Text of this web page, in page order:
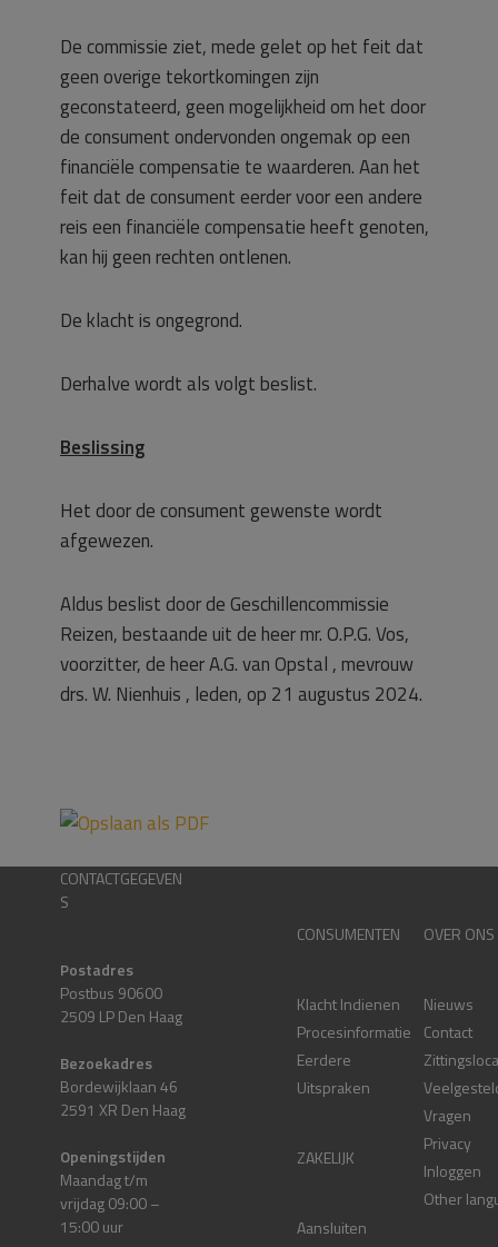
De commissie ziet, mede gelet op het feit dat
geen overige tekortkomingen zijn
geconstateerd, geen mogelijkheid om het door
de consument ondervonden ongemak op een
financiële compensatie te waarderen. Aan het
feit dat de consument eerder voor een andere
reis een financiële compensatie heeft genoten,
kan hij geen rechten ontlenen.
De klacht is ongegrond.
Derhalve wordt als volgt beslist.
Beslissing
Het door de consument gewenste wordt
afgewezen.
Aldus beslist door de Geschillencommissie
Reizen, bestaande uit de heer mr. O.P.G. Vos,
voorzitter, de heer A.G. van Opstal , mevrouw
drs. W. Nienhuis , leden, op 21 augustus 2024.
CONTACTGEGEVEN
S
Postadres
Postbus 90600
2509 LP Den Haag
Bezoekadres
Bordewijklaan 46
2591 XR Den Haag
Openingstijden
Maandag t/m
vrijdag 09:00 –
15:00 uur
CONSUMENTEN
Klacht Indienen
Procesinformatie
Eerdere
Uitspraken
ZAKELIJK
Aansluiten
OVER ONS
Nieuws
Contact
Vragen
Privacy
Inloggen
Other